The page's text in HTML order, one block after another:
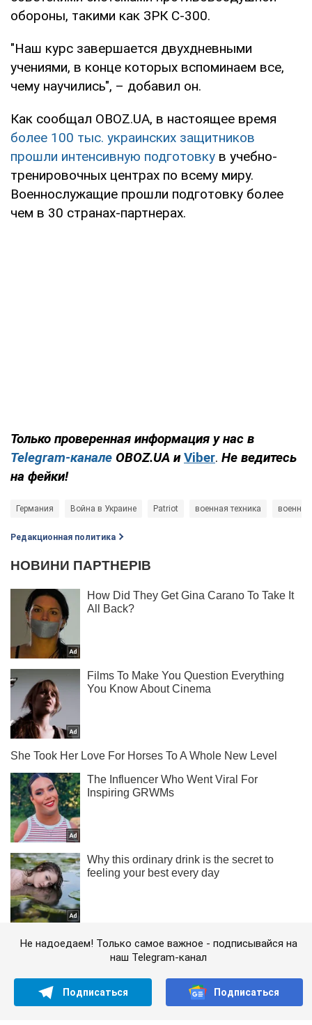
обороны, такими как ЗРК С-300.
"Наш курс завершается двухдневными
учениями, в конце которых вспоминаем все,
чему научились", – добавил он.
Как сообщал OBOZ.UA, в настоящее время
более 100 тыс. украинских защитников
прошли интенсивную подготовку в учебно-
тренировочных центрах по всему миру.
Военнослужащие прошли подготовку более
чем в 30 странах-партнерах.
Только проверенная информация у нас в
Telegram-канале OBOZ.UA и Viber. Не ведитесь
на фейки!
Германия Война в Украине Patriot военная техника
Редакционная политика
Не надоедаем! Только самое важное - подписывайся на
наш Telegram-канал
Подписаться Подписаться